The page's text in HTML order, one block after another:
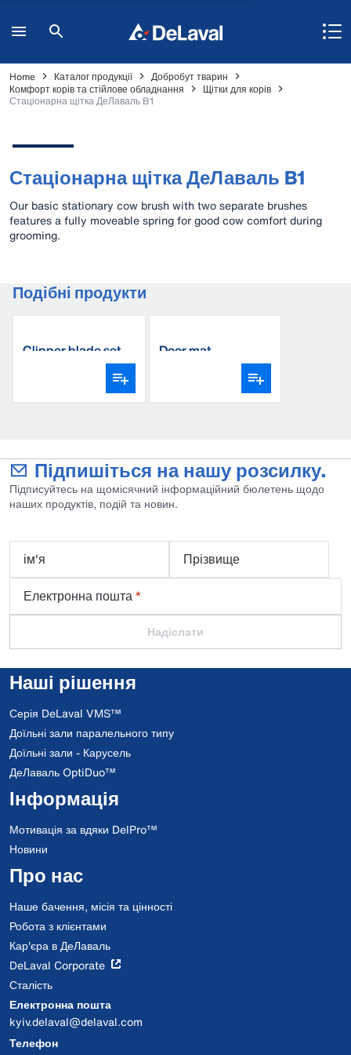
Home Каталог продукції
Добробут тварин
Комфорт корів та стійлове обладнання
Щітки для корів
Стаціонарна щітка ДеЛаваль B1
Стаціонарна щітка ДеЛаваль B1
Our basic stationary cow brush with two separate brushes
features a fully moveable spring for good cow comfort during
grooming.
Подібні продукти
Clipper blade set Door mat
Підпишіться на нашу розсилку.
Підписуйтесь на щомісячний інформаційний бюлетень щодо
наших продуктів, подій та новин.
ім'я
Прізвище
Електронна пошта*
Надіслати
Наші рішення
Серія DeLaval VMS™
Доїльні зали паралельного типу
Доїльні зали - Карусель
ДеЛаваль OptiDuo™
Інформація
Мотивація за вдяки DelPro™
Новини
Про нас
Наше бачення, місія та цінності
Робота з клієнтами
Кар'єра в ДеЛаваль
DeLaval Corporate
Сталість
Електронна пошта
kyiv.delaval@delaval.com
Телефон